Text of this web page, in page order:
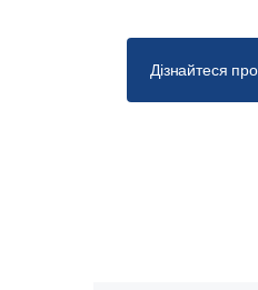
Дізнайтеся